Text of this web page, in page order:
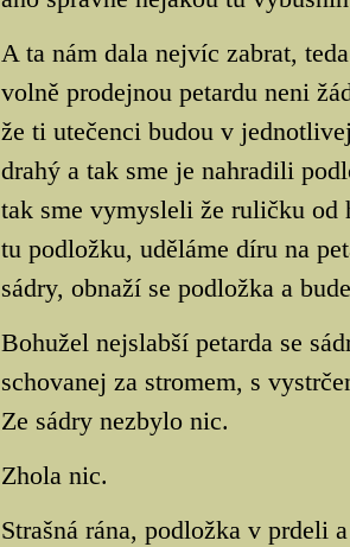
A ta nám dala nejvíc zabrat,
volně prodejnou petardu neni
že ti utečenci budou v
drahý a tak sme je nahradili
tak sme vymysleli že ruličku od
tu podložku, uděláme díru na
sádry, obnaží se podložka a
Bohužel nejslabší petarda se
schovanej za stromem, s
Ze sádry nezbylo nic.
Zhola nic.
Strašná rána, podložka v prdeli